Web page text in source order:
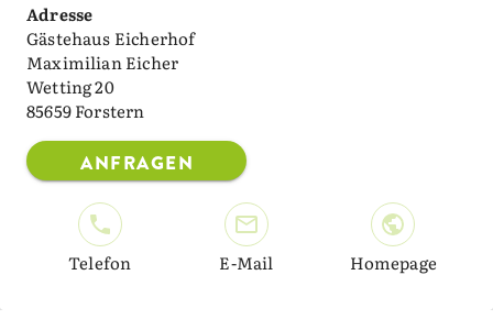
Adresse
Gästehaus Eicherhof
Maximilian Eicher
Wetting 20
85659 Forstern
ANFRAGEN
Telefon E-Mail Homepage